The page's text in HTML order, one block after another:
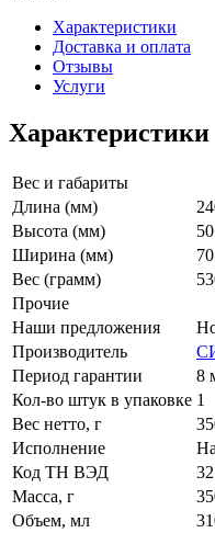
Характеристики
Доставка и оплата
Отзывы
Услуги
Характеристики
Вес и габариты
Длина (мм)
Высота (мм)
50
Ширина (мм)
70
Вес (грамм)
Прочие
Наши предложения
Производитель
Период гарантии
8
Кол-во штук в упаковке 1
Вес нетто, г
Исполнение
Код ТН ВЭД
Масса, г
Объем, мл